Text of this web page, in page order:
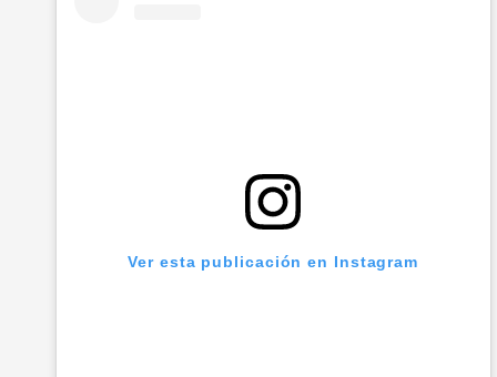
Ver esta publicación en Instagram